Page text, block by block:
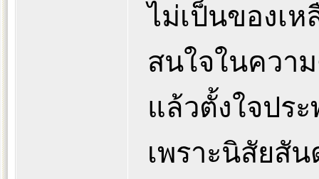
ไม่เป็นของเห
สนใจในควา
แล้วตั้งใจปร
เพราะนิสัยสั